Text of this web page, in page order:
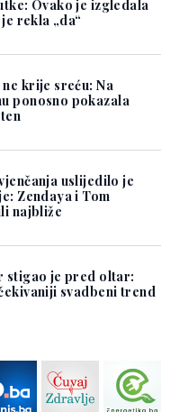
Ovako je izgledala
rekla „da“
krije sreću: Na
ponosno pokazala
uslijedilo je
Zendaya i Tom
najbliže
stigao je pred oltar:
svadbeni trend